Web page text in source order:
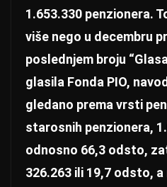
1.653.330 penzionera.
više nego u decembru
poslednjem broju
glasila Fonda PIO,
gledano prema vrsti
starosnih penzionera,
odnosno 66,3 odsto,
326.263 ili 19,7 odsto, a